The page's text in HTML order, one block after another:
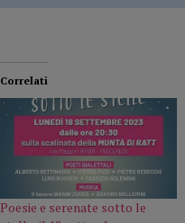
Correlati
Poesie e serenate sotto le